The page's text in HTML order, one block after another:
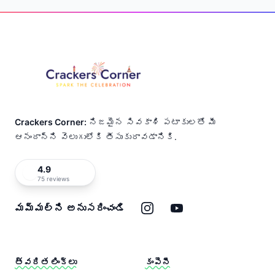
of
Crackers Corner: నిజమైన సివకాశి పటాకులతో మీ
ఆనందాన్ని వెలుగులోకి తీసుకురావడానికి.
4.9
75 reviews
మమ్మల్ని అనుసరించండి ఇన్‌స్టాగ్రామ్
యూట్యూబ్
త్వరిత లింక్‌లు కంపెనీ